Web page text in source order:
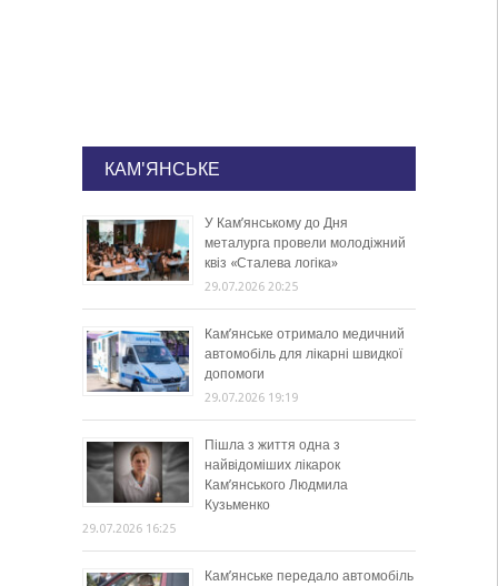
КАМ'ЯНСЬКЕ
У Кам’янському до Дня
металурга провели молодіжний
квіз «Сталева логіка»
29.07.2026 20:25
Кам’янське отримало медичний
автомобіль для лікарні швидкої
допомоги
29.07.2026 19:19
Пішла з життя одна з
найвідоміших лікарок
Кам’янського Людмила
Кузьменко
29.07.2026 16:25
Кам’янське передало автомобіль